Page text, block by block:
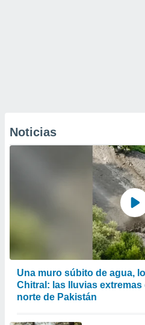
Noticias
Una muro súbito de agua,
Chitral: las lluvias extremas
norte de Pakistán